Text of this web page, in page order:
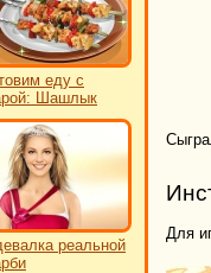
еду с
Шашлык
реальной
Для